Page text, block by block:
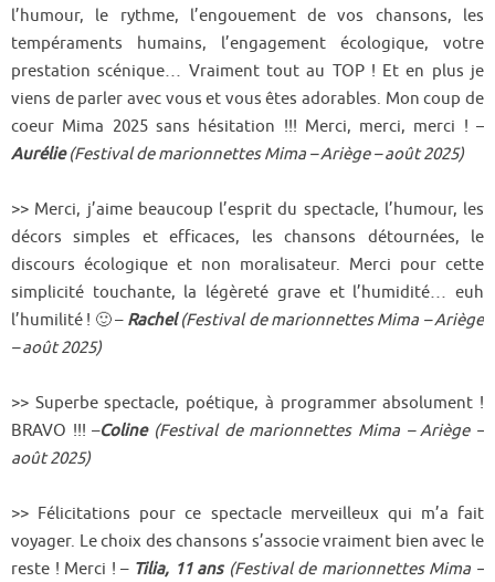
l’humour, le rythme, l’engouement de vos chansons, les
tempéraments humains, l’engagement écologique, votre
prestation scénique… Vraiment tout au TOP ! Et en plus je
viens de parler avec vous et vous êtes adorables. Mon coup de
coeur Mima 2025 sans hésitation !!! Merci, merci, merci ! –
Aurélie(Festival de marionnettes Mima – Ariège – août 2025)
>> Merci, j’aime beaucoup l’esprit du spectacle, l’humour, les
décors simples et efficaces, les chansons détournées, le
discours écologique et non moralisateur. Merci pour cette
simplicité touchante, la légèreté grave et l’humidité… euh
l’humilité ! 🙂 – Rachel(Festival de marionnettes Mima – Ariège
– août 2025)
>> Superbe spectacle, poétique, à programmer absolument !
BRAVO !!! –Coline (Festival de marionnettes Mima – Ariège –
août 2025)
>> Félicitations pour ce spectacle merveilleux qui m’a fait
voyager. Le choix des chansons s’associe vraiment bien avec le
reste ! Merci ! – Tilia, 11 ans (Festival de marionnettes Mima –